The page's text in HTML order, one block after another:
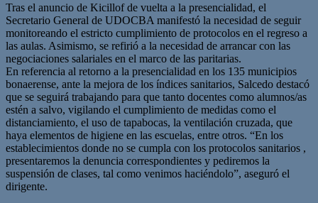
Tras el anuncio de Kicillof de vuelta a la presencialidad, el
Secretario General de UDOCBA manifestó la necesidad de seguir
monitoreando el estricto cumplimiento de protocolos en el regreso a
las aulas. Asimismo, se refirió a la necesidad de arrancar con las
negociaciones salariales en el marco de las paritarias.
En referencia al retorno a la presencialidad en los 135 municipios
bonaerense, ante la mejora de los índices sanitarios, Salcedo destacó
que se seguirá trabajando para que tanto docentes como alumnos/as
estén a salvo, vigilando el cumplimiento de medidas como el
distanciamiento, el uso de tapabocas, la ventilación cruzada, que
haya elementos de higiene en las escuelas, entre otros. “En los
establecimientos donde no se cumpla con los protocolos sanitarios ,
presentaremos la denuncia correspondientes y pediremos la
suspensión de clases, tal como venimos haciéndolo”, aseguró el
dirigente.